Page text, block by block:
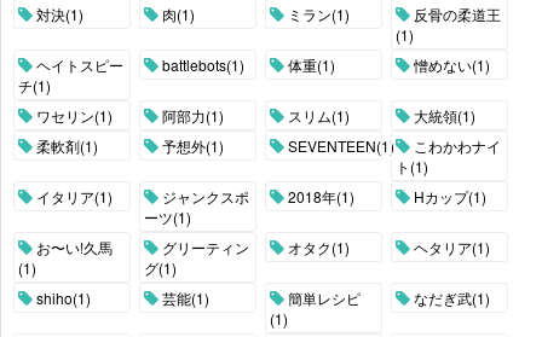
対決(1) 肉(1) ミラン(1)
反骨の柔道王
(1)
ヘイトスピー
チ(1)
battlebots(1) 体重(1) 憎めない(1)
ワセリン(1) 阿部力(1) スリム(1)
大統領(1)
柔軟剤(1)
予想外(1) SEVENTEEN(1)
こわかわナイ
ト(1)
イタリア(1)
ジャンクスポ
ーツ(1)
2018年(1) Hカップ(1)
お〜い!久馬
(1)
グリーティン
グ(1)
オタク(1) ヘタリア(1)
shiho(1) 芸能(1)
簡単レシピ
(1)
なだぎ武(1)